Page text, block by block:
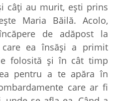
câţi au murit, eşti prins
Maria Băilă. Acolo,
de adăpost la
ea însăşi a primit
folosită şi în cât timp
pentru a te apăra în
care ar fi